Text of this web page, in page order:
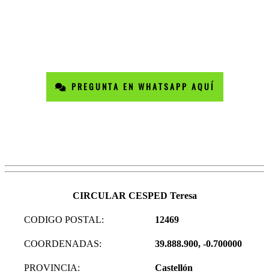
PREGUNTA EN WHATSAPP AQUÍ
CIRCULAR CESPED Teresa
CODIGO POSTAL: 12469
COORDENADAS: 39.888.900, -0.700000
PROVINCIA: Castellón